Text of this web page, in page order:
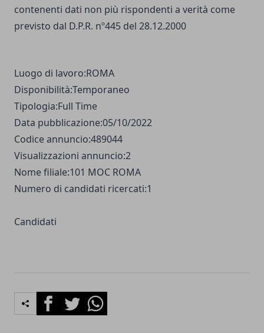
contenenti dati non più rispondenti a verità come
previsto dal D.P.R. nº445 del 28.12.2000
Luogo di lavoro:ROMA
Disponibilità:Temporaneo
Tipologia:Full Time
Data pubblicazione:05/10/2022
Codice annuncio:489044
Visualizzazioni annuncio:2
Nome filiale:101 MOC ROMA
Numero di candidati ricercati:1
Candidati
FacebookTwitterWhatsapp